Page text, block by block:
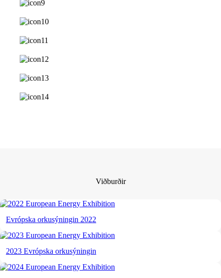
Viðburðir
Evrópska orkusýningin 2022
2023 Evrópska orkusýningin